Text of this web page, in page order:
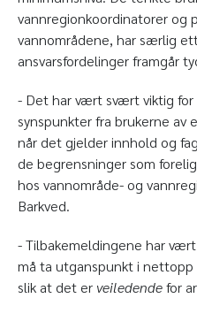
vannregionkoordinatorer og
vannområdene, har særlig
ansvarsfordelinger framgår
- Det har vært svært viktig for
synspunkter fra brukerne av
når det gjelder innhold og
de begrensninger som
hos vannområde- og
Barkved.
- Tilbakemeldingene har
må ta utganspunkt i nettopp
slik at det er veiledendefor